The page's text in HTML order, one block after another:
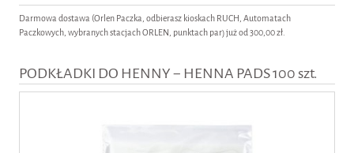
Darmowa dostawa (Orlen Paczka, odbierasz kioskach RUCH, Automatach
Paczkowych, wybranych stacjach ORLEN, punktach par) już od 300,00 zł.
PODKŁADKI DO HENNY − HENNA PADS 100 szt.